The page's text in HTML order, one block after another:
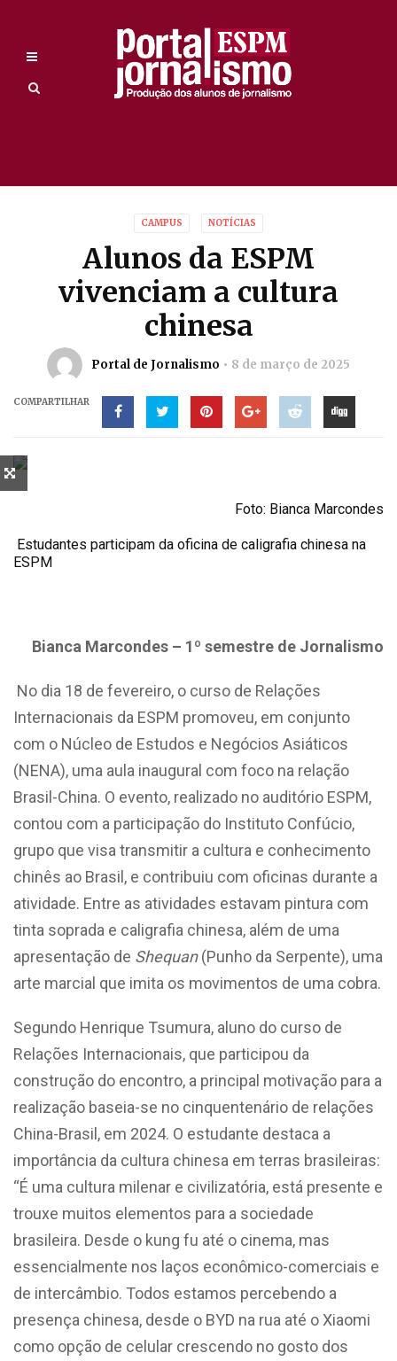
CAMPUS NOTÍCIAS
Alunos da ESPM
vivenciam a cultura
chinesa
Portal de Jornalismo 8 de março de 2025
COMPARTILHAR
Foto: Bianca Marcondes
Estudantes participam da oficina de caligrafia chinesa na
ESPM
Bianca Marcondes – 1º semestre de Jornalismo
No dia 18 de fevereiro, o curso de Relações
Internacionais da ESPM promoveu, em conjunto
com o Núcleo de Estudos e Negócios Asiáticos
(NENA), uma aula inaugural com foco na relação
Brasil-China. O evento, realizado no auditório ESPM,
contou com a participação do Instituto Confúcio,
grupo que visa transmitir a cultura e conhecimento
chinês ao Brasil, e contribuiu com oficinas durante a
atividade. Entre as atividades estavam pintura com
tinta soprada e caligrafia chinesa, além de uma
apresentação de Shequan(Punho da Serpente), uma
arte marcial que imita os movimentos de uma cobra.
Segundo Henrique Tsumura, aluno do curso de
Relações Internacionais, que participou da
construção do encontro, a principal motivação para a
realização baseia-se no cinquentenário de relações
China-Brasil, em 2024. O estudante destaca a
importância da cultura chinesa em terras brasileiras:
“É uma cultura milenar e civilizatória, está presente e
trouxe muitos elementos para a sociedade
brasileira. Desde o kung fu até o cinema, mas
essencialmente nos laços econômico-comerciais e
de intercâmbio. Todos estamos percebendo a
presença chinesa, desde o BYD na rua até o Xiaomi
como opção de celular crescendo no gosto dos